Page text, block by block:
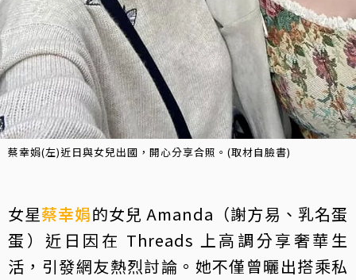
蔡幸娟(左)近日與女兒出國，開心分享合照。(取材自臉書)
女星蔡幸娟的女兒 Amanda（謝方易、乳名蛋
蛋）近日因在 Threads 上高調分享奢華生
活，引發網友熱烈討論。她不僅曾曬出搭乘私